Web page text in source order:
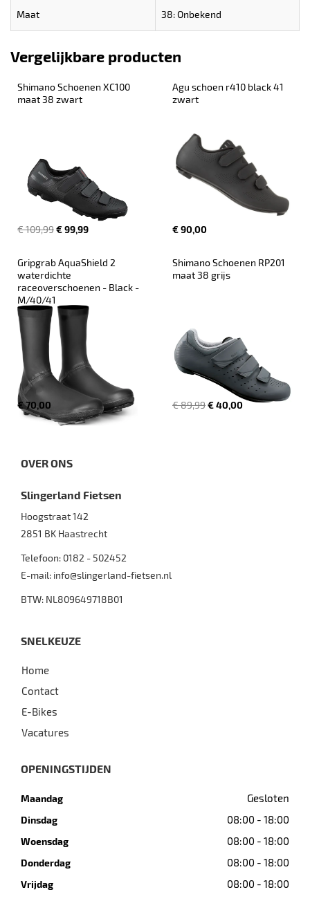
Maat 38: Onbekend
Vergelijkbare producten
Shimano Schoenen XC100
maat 38 zwart
€ 109,99€ 99,99
Agu schoen r410 black 41
zwart
€ 90,00
Gripgrab AquaShield 2
waterdichte
raceoverschoenen - Black -
M/40/41
€ 70,00
Shimano Schoenen RP201
maat 38 grijs
€ 89,99€ 40,00
OVER ONS
Slingerland Fietsen
Hoogstraat 142
2851 BK Haastrecht
Telefoon: 0182 - 502452
E-mail: info@slingerland-fietsen.nl
BTW: NL809649718B01
SNELKEUZE
Home
Contact
E-Bikes
Vacatures
OPENINGSTIJDEN
Maandag Gesloten
Dinsdag 08:00 - 18:00
Woensdag 08:00 - 18:00
Donderdag 08:00 - 18:00
Vrijdag 08:00 - 18:00